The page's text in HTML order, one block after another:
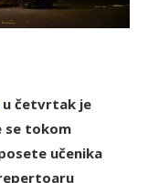
u četvrtak je
se tokom
učenika